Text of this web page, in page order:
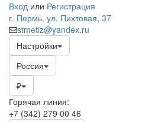
Вход или Регистрация
г. Пермь, ул. Пихтовая, 37
stmetiz@yandex.ru
Настройки
Россия
₽
Горячая линия:
+7 (342) 279 00 46